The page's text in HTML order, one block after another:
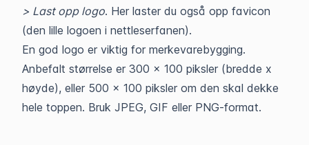
> Last opp logo. Her laster du også opp favicon
(den lille logoen i nettleserfanen).
En god logo er viktig for merkevarebygging.
Anbefalt størrelse er 300 x 100 piksler (bredde x
høyde), eller 500 x 100 piksler om den skal dekke
hele toppen. Bruk JPEG, GIF eller PNG-format.